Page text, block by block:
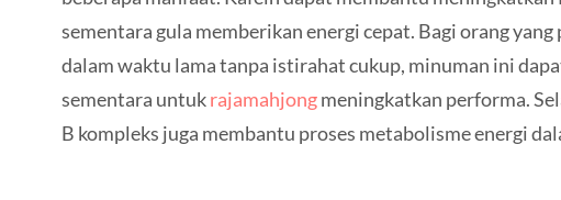
sementara gula memberikan energi cepat. Bagi orang
dalam waktu lama tanpa istirahat cukup, minuman ini
sementara untukrajamahjongmeningkatkan performa.
B kompleks juga membantu proses metabolisme energi